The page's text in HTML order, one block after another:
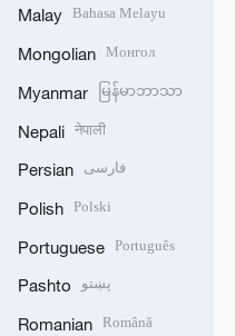
Malay Bahasa Melayu
Mongolian Монгол
Myanmar မြန်မာဘာသာ
Nepali नेपाली
Persian فارسی
Polish Polski
Portuguese Português
Pashto پښتو
Romanian Română